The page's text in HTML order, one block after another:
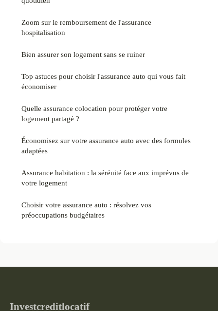
Zoom sur le remboursement de l'assurance
hospitalisation
Bien assurer son logement sans se ruiner
Top astuces pour choisir l'assurance auto qui vous fait
économiser
Quelle assurance colocation pour protéger votre
logement partagé ?
Économisez sur votre assurance auto avec des formules
adaptées
Assurance habitation : la sérénité face aux imprévus de
votre logement
Choisir votre assurance auto : résolvez vos
préoccupations budgétaires
Investcreditlocatif